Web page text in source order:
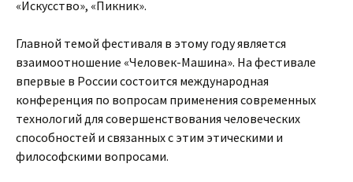
«Искусство», «Пикник».
Главной темой фестиваля в этому году является
взаимоотношение «Человек-Машина». На фестивале
впервые в России состоится международная
конференция по вопросам применения современных
технологий для совершенствования человеческих
способностей и связанных с этим этическими и
философскими вопросами.